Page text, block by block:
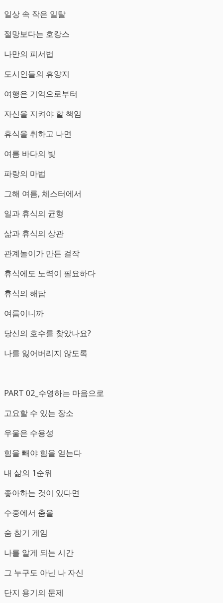
일상 속 작은 일탈
절망보다는 호캉스
나만의 피서법
도시인들의 휴양지
여행은 기억으로부터
자신을 지켜야 할 책임
휴식을 취하고 나면
여름 바다의 빛
파랑의 마법
그해 여름, 체스터에서
일과 휴식의 균형
삶과 휴식의 상관
관계놀이가 만든 걸작
휴식에도 노력이 필요하다
휴식의 해답
여름이니까
당신의 호수를 찾았나요?
나를 잃어버리지 않도록
PART 02_수영하는 마음으로
고요할 수 있는 장소
우울은 수용성
힘을 빼야 힘을 얻는다
내 삶의 1순위
좋아하는 것이 있다면
수중에서 춤을
숨 참기 게임
나를 알게 되는 시간
그 누구도 아닌 나 자신
단지 용기의 문제